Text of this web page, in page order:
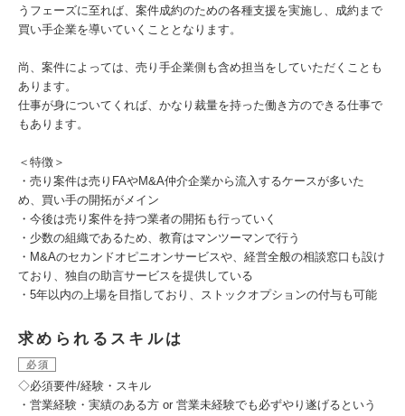
うフェーズに至れば、案件成約のための各種支援を実施し、成約まで
買い手企業を導いていくこととなります。
尚、案件によっては、売り手企業側も含め担当をしていただくことも
あります。
仕事が身についてくれば、かなり裁量を持った働き方のできる仕事で
もあります。
＜特徴＞
・売り案件は売りFAやM&A仲介企業から流入するケースが多いた
め、買い手の開拓がメイン
・今後は売り案件を持つ業者の開拓も行っていく
・少数の組織であるため、教育はマンツーマンで行う
・M&Aのセカンドオピニオンサービスや、経営全般の相談窓口も設け
ており、独自の助言サービスを提供している
・5年以内の上場を目指しており、ストックオプションの付与も可能
求められるスキルは
必須
◇必須要件/経験・スキル
・営業経験・実績のある方 or 営業未経験でも必ずやり遂げるという